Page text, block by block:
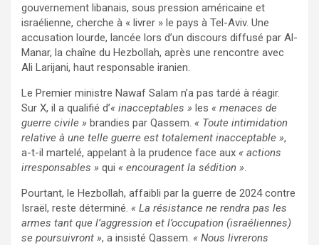
gouvernement libanais, sous pression américaine et
israélienne, cherche à « livrer » le pays à Tel-Aviv. Une
accusation lourde, lancée lors d’un discours diffusé par Al-
Manar, la chaîne du Hezbollah, après une rencontre avec
Ali Larijani, haut responsable iranien.
Le Premier ministre Nawaf Salam n’a pas tardé à réagir.
Sur X, il a qualifié d’« inacceptables » les « menaces de
guerre civile » brandies par Qassem. « Toute intimidation
relative à une telle guerre est totalement inacceptable »,
a-t-il martelé, appelant à la prudence face aux « actions
irresponsables » qui « encouragent la sédition ».
Pourtant, le Hezbollah, affaibli par la guerre de 2024 contre
Israël, reste déterminé. « La résistance ne rendra pas les
armes tant que l’aggression et l’occupation (israéliennes)
se poursuivront », a insisté Qassem. « Nous livrerons